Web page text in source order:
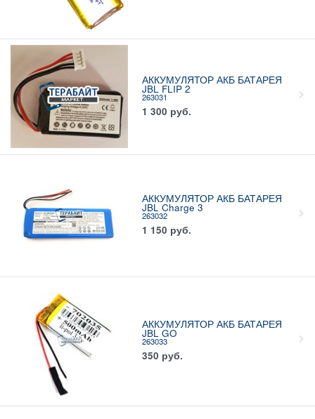
АККУМУЛЯТОР АКБ БАТАРЕЯ
JBL FLIP 2
263031
1 300 руб.
АККУМУЛЯТОР АКБ БАТАРЕЯ
JBL Charge 3
263032
1 150 руб.
АККУМУЛЯТОР АКБ БАТАРЕЯ
JBL GO
263033
350 руб.